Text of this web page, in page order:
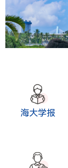
海大学报